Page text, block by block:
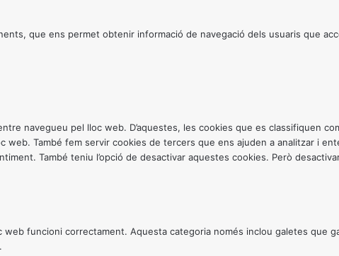
que ens permet obtenir informació de navegació dels usuaris que
navegueu pel lloc web. D’aquestes, les cookies que es classifiquen
També fem servir cookies de tercers que ens ajuden a analitzar i
També teniu l’opció de desactivar aquestes cookies. Però
funcioni correctament. Aquesta categoria només inclou galetes que